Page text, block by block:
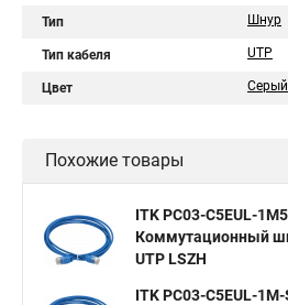
Тип Шнур
Тип кабеля UTP
Цвет Серый
Похожие товары
ITK PC03-C5EUL-
Коммутационный
UTP LSZH
ITK PC03-C5EUL-